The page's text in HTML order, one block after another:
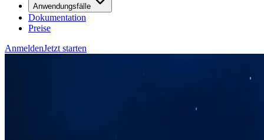
Anwendungsfälle
Dokumentation
Preise
AnmeldenJetzt starten